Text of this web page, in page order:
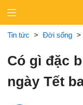
content
Tin tức > Đời sống >
Có gì đặc
ngày Tết